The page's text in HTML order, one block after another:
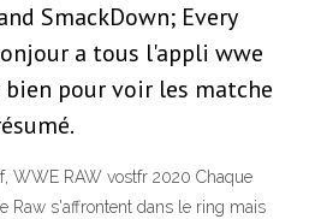
SmackDown; Every
a tous l'appli wwe
bien pour voir les matche
WWE RAW vostfr 2020 Chaque
Raw s'affrontent dans le ring mais